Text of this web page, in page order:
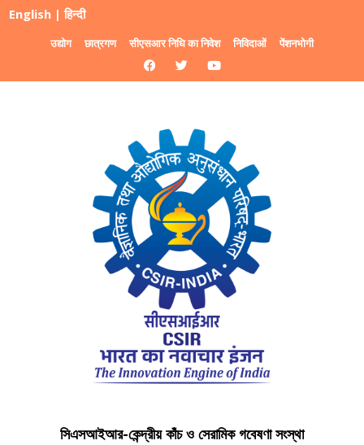
English |हिन्दी
उद्योग छात्रगण सीएसआर निधि का निवेश निविदाओं पेंशनभोगी
সিএসআইআর-কেন্দ্রীয় কাঁচ ও সেরামিক গবেষণা সংস্থা